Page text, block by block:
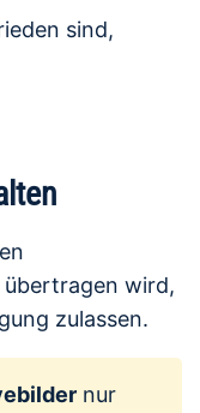
sind,
wird,
zulassen.
nur